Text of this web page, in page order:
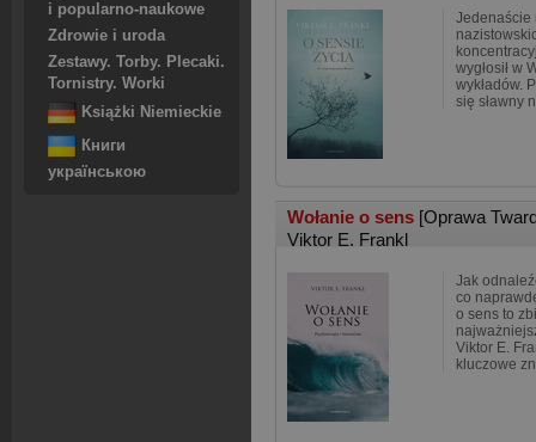
i popularno-naukowe
Zdrowie i uroda
Zestawy. Torby. Plecaki.
Tornistry. Worki
Książki Niemieckie
Книги
українською
Jedenaście
wygłosił w
wykładów.
się sławny
Wołanie o sens [Oprawa
Viktor E. Frankl
Jak
co
o sens to
Viktor E.
kluczowe